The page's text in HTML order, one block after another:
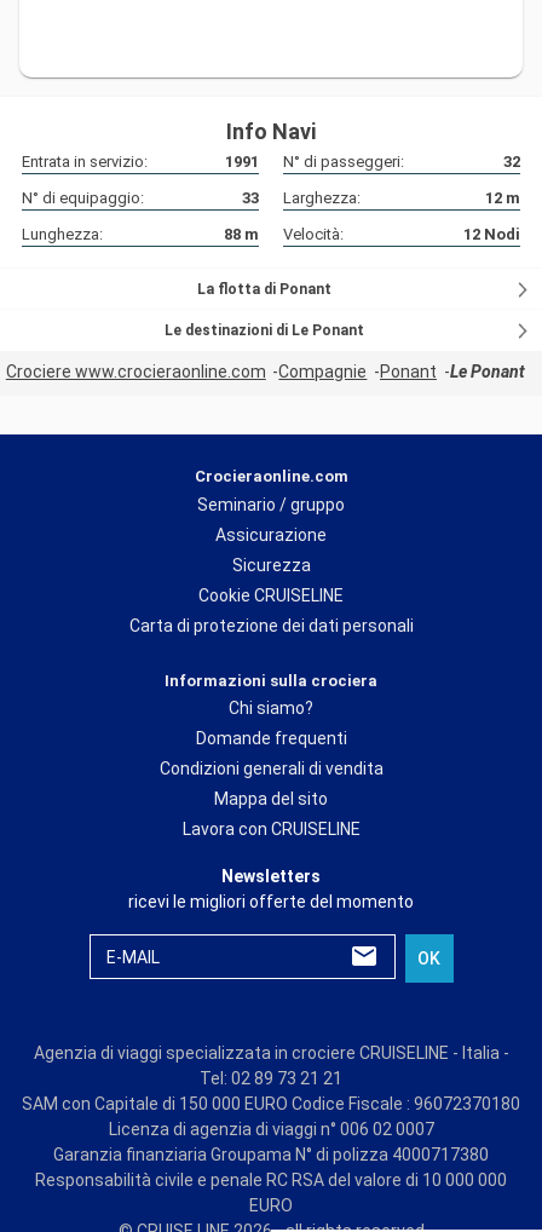
Info Navi
Entrata in servizio: 1991 N° di passeggeri:
32
N° di equipaggio:
33 Larghezza: 12 m
Lunghezza:
88 m Velocità: 12 Nodi
La flotta di Ponant
Le destinazioni di Le Ponant
Crociere www.crocieraonline.com Compagnie Ponant Le Ponant
Crocieraonline.com
Seminario / gruppo
Assicurazione
Sicurezza
Cookie CRUISELINE
Carta di protezione dei dati personali
Informazioni sulla crociera
Chi siamo?
Domande frequenti
Condizioni generali di vendita
Mappa del sito
Lavora con CRUISELINE
Newsletters
ricevi le migliori offerte del momento
E-MAIL OK
Agenzia di viaggi specializzata in crociere CRUISELINE - Italia -
Tel: 02 89 73 21 21
SAM con Capitale di 150 000 EURO Codice Fiscale : 96072370180
Licenza di agenzia di viaggi n° 006 02 0007
Garanzia finanziaria Groupama N° di polizza 4000717380
Responsabilità civile e penale RC RSA del valore di 10 000 000
EURO